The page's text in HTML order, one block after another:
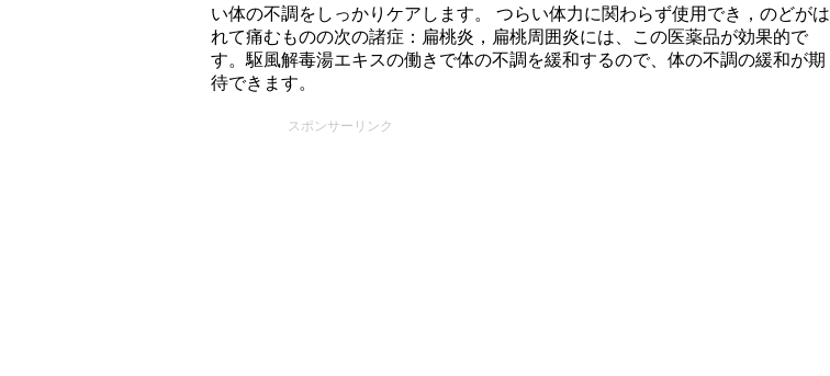
い体の不調をしっかりケアします。 つらい体力に関わらず使用でき，のどがは
れて痛むものの次の諸症：扁桃炎，扁桃周囲炎には、この医薬品が効果的で
す。駆風解毒湯エキスの働きで体の不調を緩和するので、体の不調の緩和が期
待できます。
スポンサーリンク